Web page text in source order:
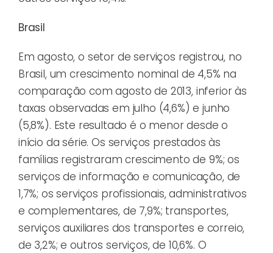
Brasil
Em agosto, o setor de serviços registrou, no
Brasil, um crescimento nominal de 4,5% na
comparação com agosto de 2013, inferior às
taxas observadas em julho (4,6%) e junho
(5,8%). Este resultado é o menor desde o
início da série. Os serviços prestados às
famílias registraram crescimento de 9%; os
serviços de informação e comunicação, de
1,7%; os serviços profissionais, administrativos
e complementares, de 7,9%; transportes,
serviços auxiliares dos transportes e correio,
de 3,2%; e outros serviços, de 10,6%. O